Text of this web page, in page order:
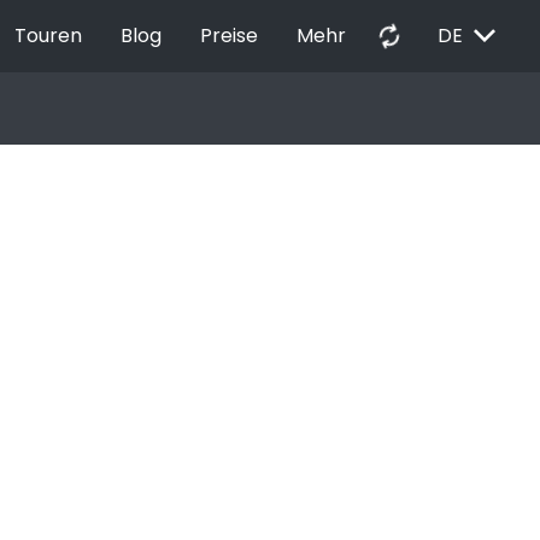
Touren Blog Preise Mehr autorenew DE EXPAND_MORE